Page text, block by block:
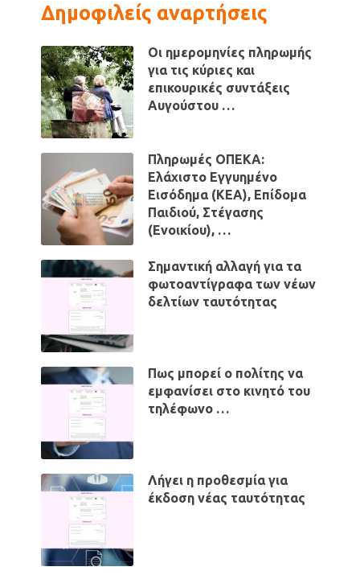
Δημοφιλείς αναρτήσεις
Οι ημερομηνίες πληρωμής
για τις κύριες και
επικουρικές συντάξεις
Αυγούστου …
Πληρωμές ΟΠΕΚΑ:
Ελάχιστο Εγγυημένο
Εισόδημα (ΚΕΑ), Επίδομα
Παιδιού, Στέγασης
(Ενοικίου), …
Σημαντική αλλαγή για τα
φωτοαντίγραφα των νέων
δελτίων ταυτότητας
Πως μπορεί ο πολίτης να
εμφανίσει στο κινητό του
τηλέφωνο …
Λήγει η προθεσμία για
έκδοση νέας ταυτότητας